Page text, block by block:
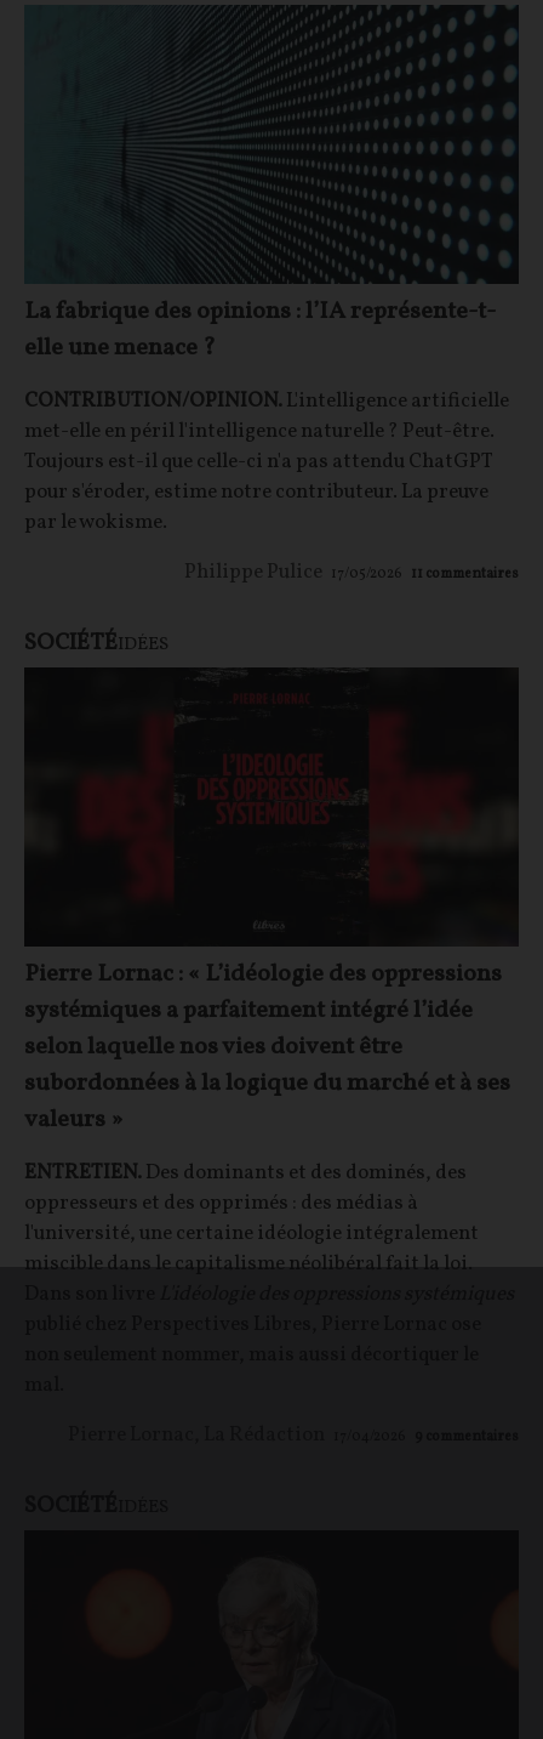
La fabrique des opinions : l’IA représente-t-
elle une menace ?
CONTRIBUTION/OPINION.L'intelligence artificielle
met-elle en péril l'intelligence naturelle ? Peut-être.
Toujours est-il que celle-ci n'a pas attendu ChatGPT
pour s'éroder, estime notre contributeur. La preuve
par le wokisme.
Philippe Pulice 17/05/2026 11 commentaires
SOCIÉTÉIDÉES
Pierre Lornac : « L’idéologie des oppressions
systémiques a parfaitement intégré l’idée
selon laquelle nos vies doivent être
subordonnées à la logique du marché et à ses
valeurs »
ENTRETIEN.Des dominants et des dominés, des
oppresseurs et des opprimés : des médias à
l'université, une certaine idéologie intégralement
miscible dans le capitalisme néolibéral fait la loi.